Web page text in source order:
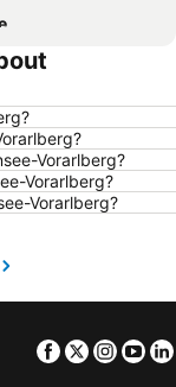
Constance
Vorarlberg?
Vorarlberg?
Vorarlberg?
Facebook
Twitter